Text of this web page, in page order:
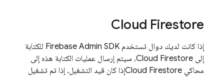
Cloud Firestore
إذا كانت لديك دوال تستخدم Firebase Admin SDK للكتابة
إلى Cloud Firestore، سيتم إرسال عمليات الكتابة هذه إلى
محاكي Cloud Firestoreإذا كان قيد التشغيل. إذا تم تشغيل